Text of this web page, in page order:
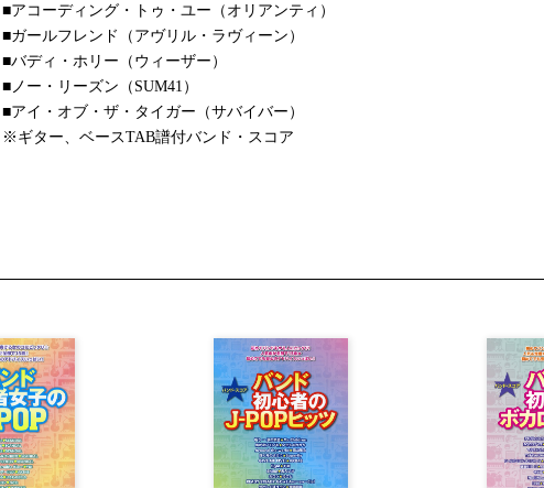
■アコーディング・トゥ・ユー（オリアンティ）
■ガールフレンド（アヴリル・ラヴィーン）
■バディ・ホリー（ウィーザー）
■ノー・リーズン（SUM41）
■アイ・オブ・ザ・タイガー（サバイバー）
※ギター、ベースTAB譜付バンド・スコア